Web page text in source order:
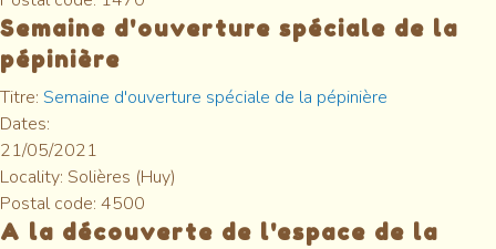
Semaine d'ouverture spéciale de la
pépinière
Titre: Semaine d'ouverture spéciale de la pépinière
Dates:
21/05/2021
Locality: Solières (Huy)
Postal code: 4500
A la découverte de l'espace de la